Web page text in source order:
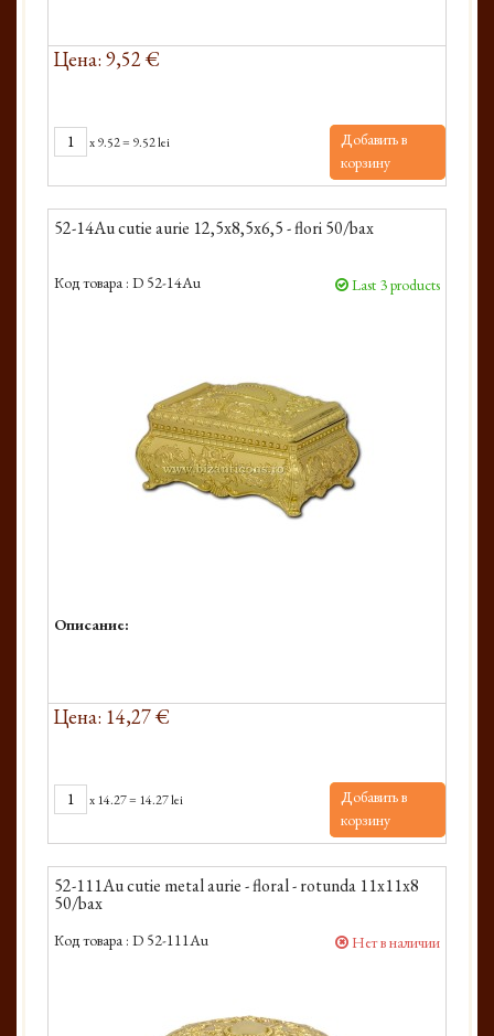
Цена: 9,52 €
x9.52= 9.52 lei
Добавить в
корзину
52-14Au cutie aurie 12,5x8,5x6,5 - flori 50/bax
Код товара : D 52-14Au Last 3 products
Описание:
Цена: 14,27 €
x14.27= 14.27 lei
Добавить в
корзину
52-111Au cutie metal aurie - floral - rotunda 11x11x8
50/bax
Код товара : D 52-111Au Нет в наличии